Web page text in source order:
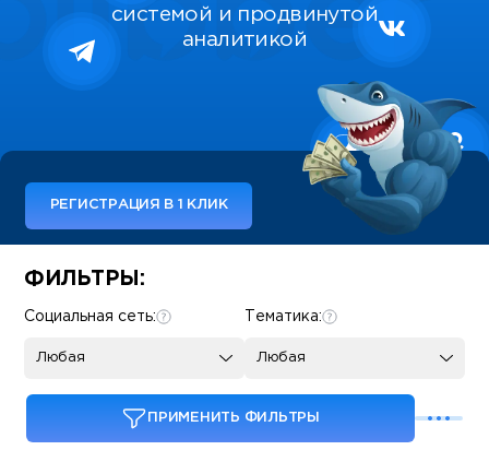
системой и продвинутой
аналитикой
РЕГИСТРАЦИЯ В 1 КЛИК
Some SEO Title
ФИЛЬТРЫ:
Тематика:
Любая
Социальная сеть:
Любая
ПРИМЕНИТЬ ФИЛЬТРЫ